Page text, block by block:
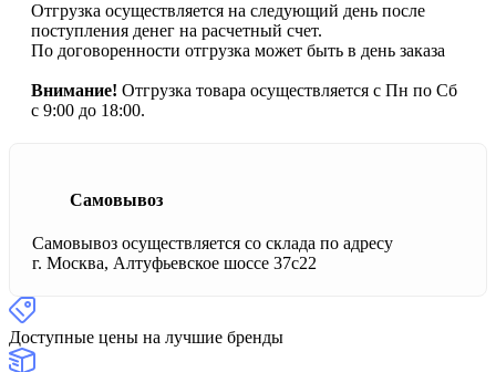
Отгрузка осуществляется на следующий день после
поступления денег на расчетный счет.
По договоренности отгрузка может быть в день заказа
Внимание! Отгрузка товара осуществляется с Пн по Сб
с 9:00 до 18:00.
Самовывоз
Самовывоз осуществляется со склада по адресу
г. Москва, Алтуфьевское шоссе 37с22
Доступные цены на лучшие бренды